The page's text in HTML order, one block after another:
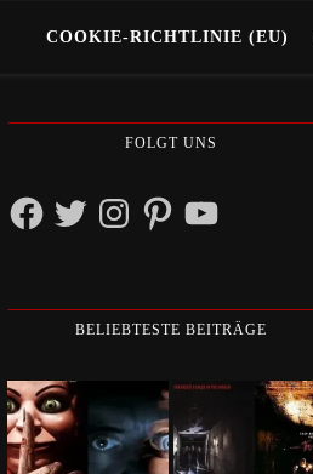
COOKIE-RICHTLINIE (EU)
FOLGT UNS
FacebookTwitterInstagramPinterestYouTube
BELIEBTESTE BEITRÄGE